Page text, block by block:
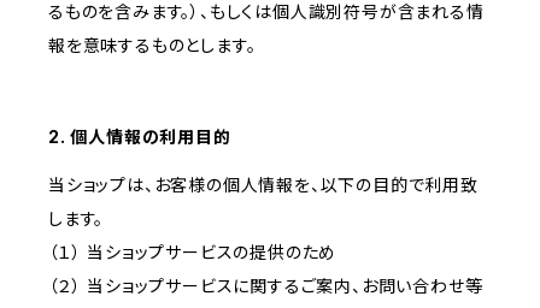
るものを含みます。）、もしくは個人識別符号が含まれる情
報を意味するものとします。
2. 個人情報の利用目的
当ショップは、お客様の個人情報を、以下の目的で利用致
します。
（１） 当ショップサービスの提供のため
（２） 当ショップサービスに関するご案内、お問い合わせ等